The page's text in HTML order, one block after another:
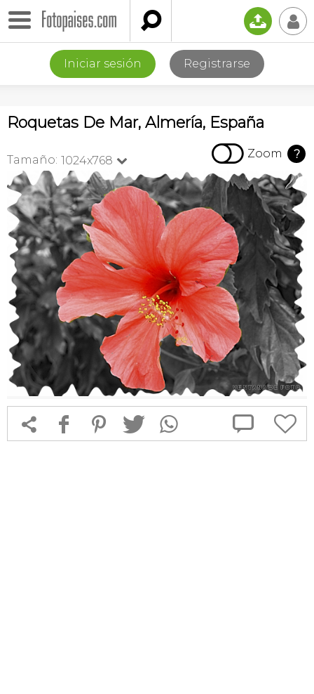
 📤 👤
Iniciar sesión Registrarse
Roquetas De Mar, Almería, España
Tamaño: 1024x768   Zoom ?
 f 1 T  